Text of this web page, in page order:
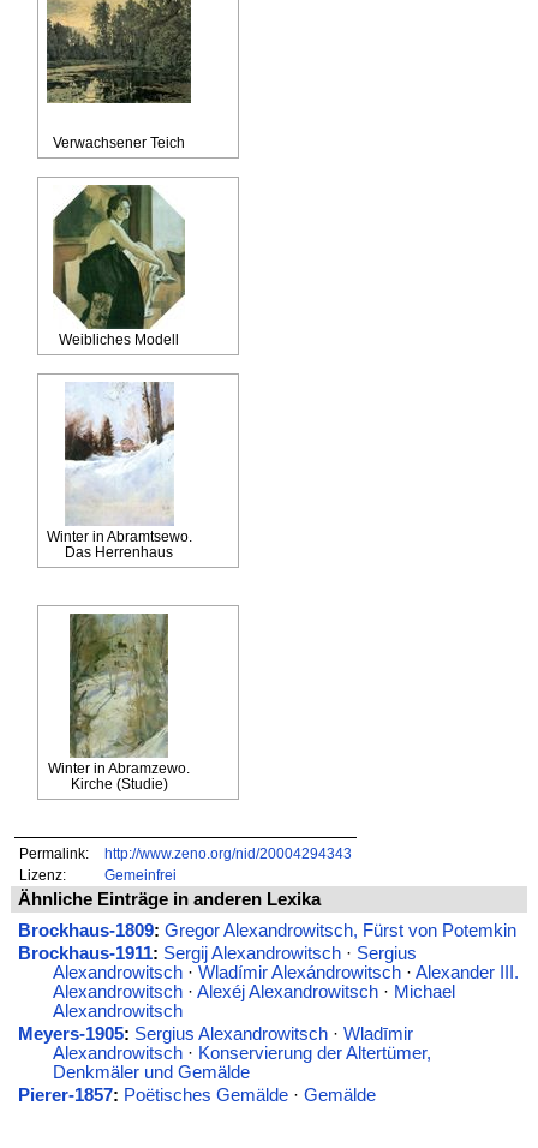
Verwachsener Teich
Weibliches Modell
Winter in Abramtsewo.
Das Herrenhaus
Winter in Abramzewo.
Kirche (Studie)
Permalink:
http://www.zeno.org/nid/20004294343
Lizenz:
Gemeinfrei
Ähnliche Einträge in anderen Lexika
Brockhaus-1809: Gregor Alexandrowitsch, Fürst von Potemkin
Brockhaus-1911: Sergij Alexandrowitsch· Sergius
Alexandrowitsch· Wladímir Alexándrowitsch· Alexander III.
Alexandrowitsch· Alexéj Alexandrowitsch· Michael
Alexandrowitsch
Meyers-1905: Sergius Alexandrowitsch· Wladīmir
Alexandrowitsch· Konservierung der Altertümer,
Denkmäler und Gemälde
Pierer-1857: Poëtisches Gemälde· Gemälde